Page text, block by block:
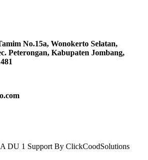
No.15a, Wonokerto Selatan,
Peterongan, Kabupaten Jombang,
DU 1 Support By ClickCoodSolutions